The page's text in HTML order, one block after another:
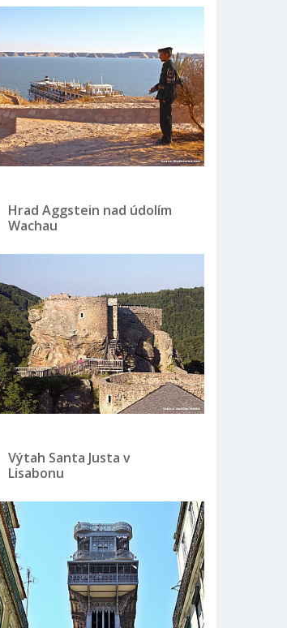
Hrad Aggstein nad údolím
Wachau
Výtah Santa Justa v
Lisabonu